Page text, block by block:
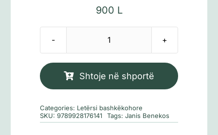
900 L
Sasi
ne
Shtoje në shportë
Categories: Letërsi bashkëkohore
SKU:9789928176141 Tags:Janis Benekos